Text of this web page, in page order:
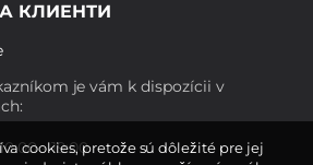
КЛИЕНТИ
je vám k dispozícii v
- 19:00
cookies, pretože sú dôležité pre jej